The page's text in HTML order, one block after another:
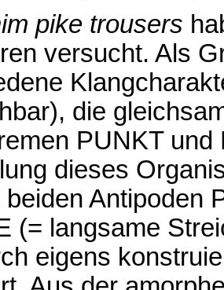
pike trousers
versucht. Als
die
PUNKT
dieses
beiden Antipoden
(= langsame
eigens